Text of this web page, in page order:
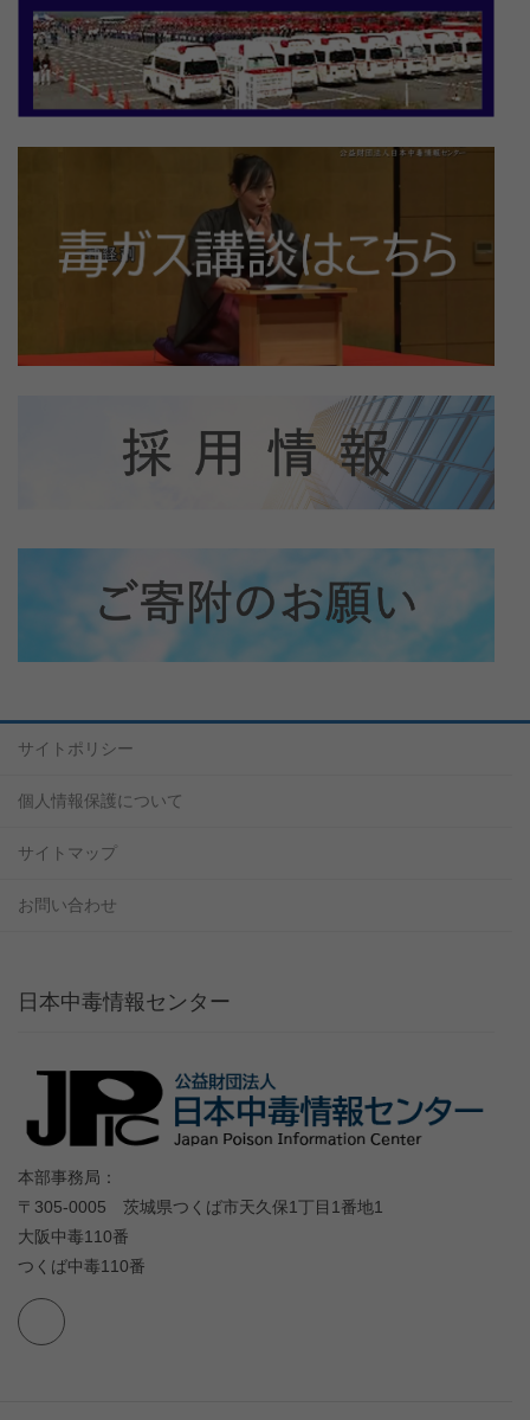
サイトポリシー
個人情報保護について
サイトマップ
お問い合わせ
日本中毒情報センター
本部事務局：
〒305-0005 茨城県つくば市天久保1丁目1番地1
大阪中毒110番
つくば中毒110番